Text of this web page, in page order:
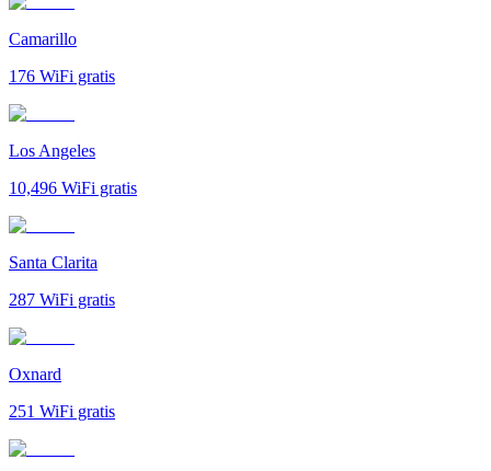
Camarillo
176 WiFi gratis
Los Angeles
10,496 WiFi gratis
Santa Clarita
287 WiFi gratis
Oxnard
251 WiFi gratis